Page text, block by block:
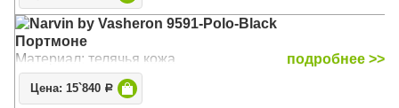
Narvin by Vasheron 9591-Polo-Black
Портмоне
Материал: телячья кожа
подробнее >>
Цена: 15`840 Р